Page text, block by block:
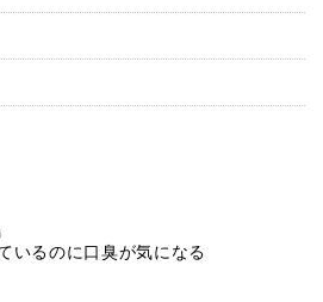
いるのに口臭が気になる